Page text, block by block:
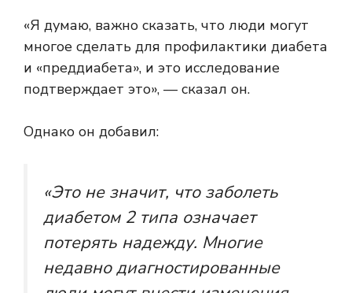
«Я думаю, важно сказать, что люди могут
многое сделать для профилактики диабета
и «преддиабета», и это исследование
подтверждает это», — сказал он.
Однако он добавил:
«Это не значит, что заболеть
диабетом 2 типа означает
потерять надежду. Многие
недавно диагностированные